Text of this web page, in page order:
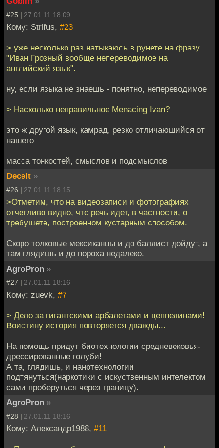
#25 | 27.01.11 18:09
Кому: Strifus, #23
> уже несколько раз натыкаюсь в рунете на фразу
"Иван Грозный вообще непереводимое на
английский язык".
ну, если языка не знаешь - понятно, непереводимое
> Насколько неправильное Menacing Ivan?
это ж другой язык, камрад, резко отличающийся от
нашего
масса тонкостей, смыслов и подсмыслов
Deceit »
#26 | 27.01.11 18:15
>Отметим, что на видеозаписи и фотографиях
отчетливо видно, что речь идет, в частности, о
требушете, построенном кустарным способом.
Скоро толковые мексиканцы и до баллист дойдут, а
там глядишь и до пороха недалеко.
AgroPron »
#27 | 27.01.11 18:16
Кому: zuevk, #7
> Дело за гигантскими арбалетами и цеппелинами!
Воистину история повторяется дважды...
На помощь придут биотехнологии средневековья-
дрессированные голуби!
А та, глядишь, и нанотехнологии
подтянуться(наркотики с искуственным интелектом
сами проберуться через границу).
AgroPron »
#28 | 27.01.11 18:16
Кому: Александр1988, #11